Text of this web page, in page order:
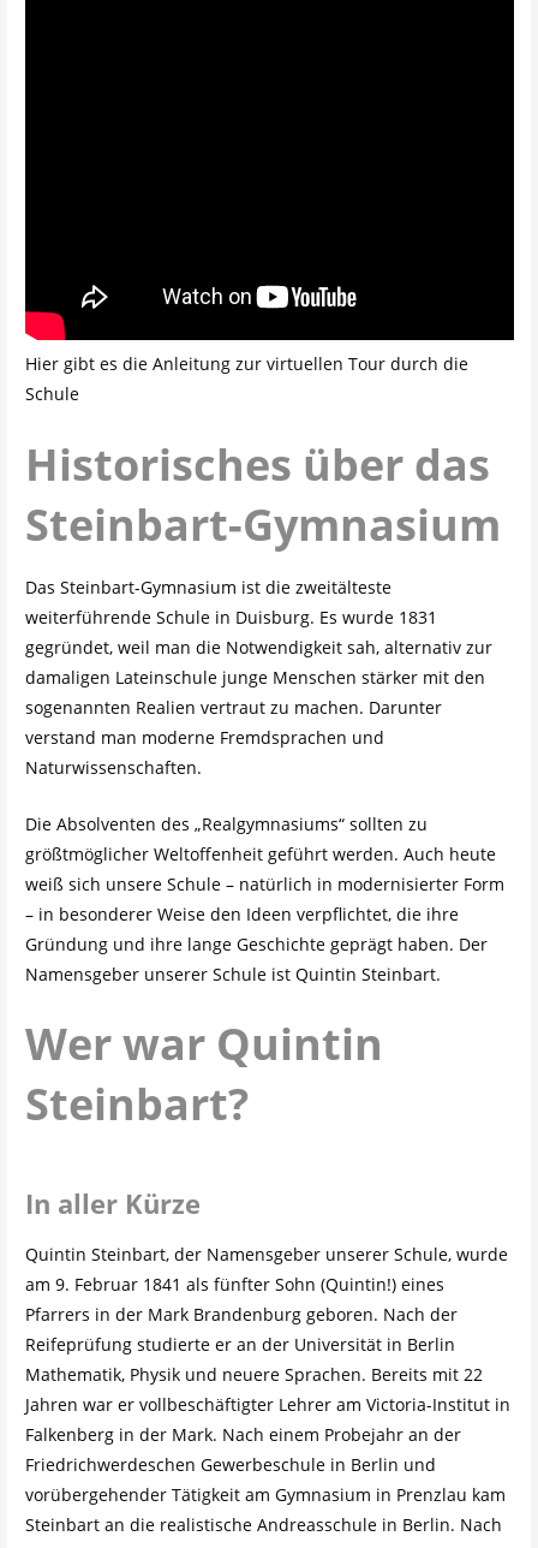
Hier gibt es die Anleitung zur virtuellen Tour durch die
Schule
Historisches über das
Steinbart-Gymnasium
Das Steinbart-Gymnasium ist die zweitälteste
weiterführende Schule in Duisburg. Es wurde 1831
gegründet, weil man die Notwendigkeit sah, alternativ zur
damaligen Lateinschule junge Menschen stärker mit den
sogenannten Realien vertraut zu machen. Darunter
verstand man moderne Fremdsprachen und
Naturwissenschaften.
Die Absolventen des „Realgymnasiums“ sollten zu
größtmöglicher Weltoffenheit geführt werden. Auch heute
weiß sich unsere Schule – natürlich in modernisierter Form
– in besonderer Weise den Ideen verpflichtet, die ihre
Gründung und ihre lange Geschichte geprägt haben. Der
Namensgeber unserer Schule ist Quintin Steinbart.
Wer war Quintin
Steinbart?
In aller Kürze
Quintin Steinbart, der Namensgeber unserer Schule, wurde
am 9. Februar 1841 als fünfter Sohn (Quintin!) eines
Pfarrers in der Mark Brandenburg geboren. Nach der
Reifeprüfung studierte er an der Universität in Berlin
Mathematik, Physik und neuere Sprachen. Bereits mit 22
Jahren war er vollbeschäftigter Lehrer am Victoria-Institut in
Falkenberg in der Mark. Nach einem Probejahr an der
Friedrichwerdeschen Gewerbeschule in Berlin und
vorübergehender Tätigkeit am Gymnasium in Prenzlau kam
Steinbart an die realistische Andreasschule in Berlin. Nach